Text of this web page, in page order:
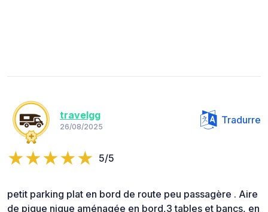
travelgg
26/08/2025
Tradurre
5/5
petit parking plat en bord de route peu passagère . Aire
de pique nique aménagée en bord,3 tables et bancs, en